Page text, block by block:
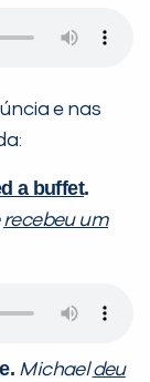
e nas
a buffet.
recebeu um
Michaeldeu